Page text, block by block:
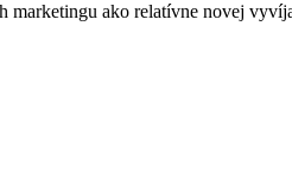
marketingu ako relatívne novej